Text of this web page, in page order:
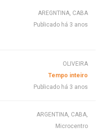
AREGNTINA, CABA
Publicado há 3 anos
OLIVEIRA
Tempo inteiro
Publicado há 3 anos
ARGENTINA, CABA,
Microcentro